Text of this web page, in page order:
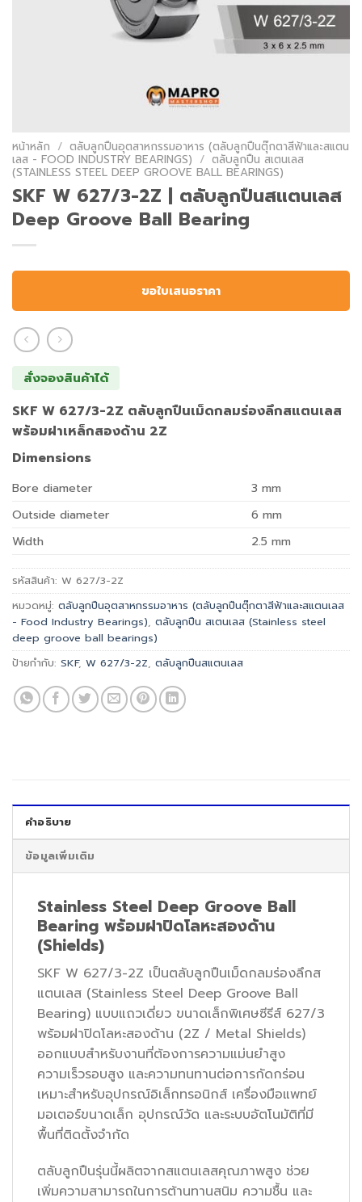
หน้าหลัก / ตลับลูกปืนอุตสาหกรรมอาหาร (ตลับลูกปืนตุ๊กตาสีฟ้าและสแตน
เลส - FOOD INDUSTRY BEARINGS) / ตลับลูกปืน สเตนเลส
(STAINLESS STEEL DEEP GROOVE BALL BEARINGS)
SKF W 627/3-2Z | ตลับลูกปืนสแตนเลส
Deep Groove Ball Bearing
ขอใบเสนอราคา
สั่งจองสินค้าได้
SKF W 627/3-2Z ตลับลูกปืนเม็ดกลมร่องลึกสแตนเลส
พร้อมฝาเหล็กสองด้าน 2Z
Dimensions
Bore diameter 3 mm
Outside diameter
6 mm
Width
2.5 mm
รหัสสินค้า: W 627/3-2Z
หมวดหมู่: ตลับลูกปืนอุตสาหกรรมอาหาร (ตลับลูกปืนตุ๊กตาสีฟ้าและสแตนเลส
- Food Industry Bearings), ตลับลูกปืน สเตนเลส (Stainless steel
deep groove ball bearings)
ป้ายกำกับ: SKF, W 627/3-2Z, ตลับลูกปืนสแตนเลส
คำอธิบาย
ข้อมูลเพิ่มเติม
Stainless Steel Deep Groove Ball
Bearing พร้อมฝาปิดโลหะสองด้าน
(Shields)
SKF W 627/3-2Z เป็นตลับลูกปืนเม็ดกลมร่องลึกส
แตนเลส (Stainless Steel Deep Groove Ball
Bearing) แบบแถวเดี่ยว ขนาดเล็กพิเศษซีรีส์ 627/3
พร้อมฝาปิดโลหะสองด้าน (2Z / Metal Shields)
ออกแบบสำหรับงานที่ต้องการความแม่นยำสูง
ความเร็วรอบสูง และความทนทานต่อการกัดกร่อน
เหมาะสำหรับอุปกรณ์อิเล็กทรอนิกส์ เครื่องมือแพทย์
มอเตอร์ขนาดเล็ก อุปกรณ์วัด และระบบอัตโนมัติที่มี
พื้นที่ติดตั้งจำกัด
ตลับลูกปืนรุ่นนี้ผลิตจากสแตนเลสคุณภาพสูง ช่วย
เพิ่มความสามารถในการต้านทานสนิม ความชื้น และ